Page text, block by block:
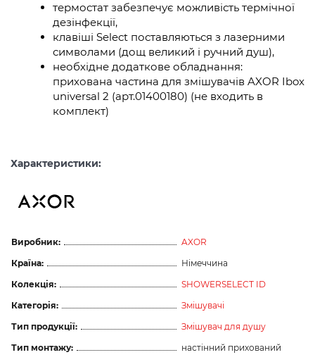
термостат забезпечує можливість термічної
дезінфекції,
клавіші Select поставляються з лазерними
символами (дощ великий і ручний душ),
необхідне додаткове обладнання:
прихована частина для змішувачів AXOR Ibox
universal 2 (арт.01400180) (не входить в
комплект)
Характеристики:
Виробник:
AXOR
Країна:
Німеччина
Колекція:
SHOWERSELECT ID
Категорія:
Змішувачі
Тип продукції:
Змішувач для душу
Тип монтажу:
настінний прихований